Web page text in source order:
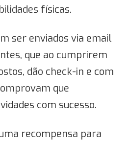
físicas.
ser enviados via email
que ao cumprirem
dão check-in e com
que
com sucesso.
recompensa para